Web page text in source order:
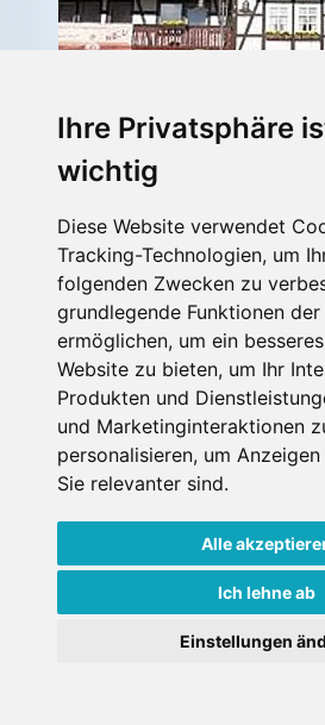
Ihre Privatsphäre
wichtig
Diese Website verwendet
Tracking-Technologien, um
folgenden Zwecken zu
grundlegende Funktionen
ermöglichen, um ein
Website zu bieten, um Ihr
Produkten und
und Marketinginteraktionen
personalisieren, um
Sie relevanter sind.
Alle
Ich lehne ab
Einstellungen
Dorf-Alm
Willingen, Sauerland,
Haustiere erlaubt
Internet
ab€ 105,-
pro Person pro Nacht
Gesamtpreis ab€ 105,-
1 Pers./ Nacht
Jetzt buchen